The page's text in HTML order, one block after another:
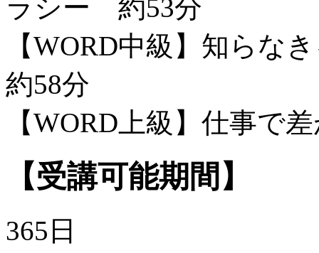
ラシー 約53分
【WORD中級】知ら
約58分
【WORD上級】仕事で
【受講可能期間】
365日